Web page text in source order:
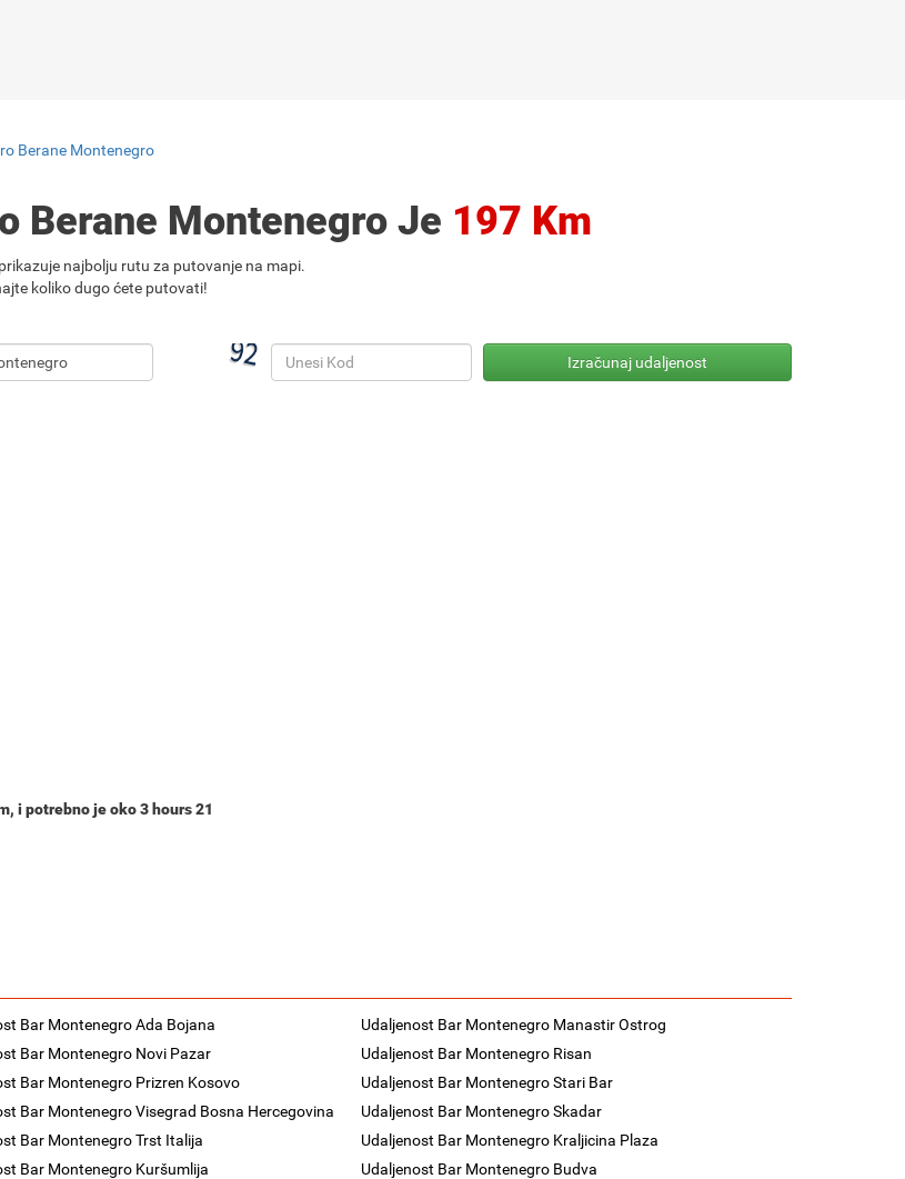
Berane Montenegro
Berane Montenegro Je 197 Km
najbolju rutu za putovanje na mapi.
koliko dugo ćete putovati!
, i potrebno je oko3 hours 21
Bar Montenegro Ada Bojana
Udaljenost Bar Montenegro Manastir Ostrog
Bar Montenegro Novi Pazar
Udaljenost Bar Montenegro Risan
Bar Montenegro Prizren Kosovo
Udaljenost Bar Montenegro Stari Bar
Bar Montenegro Visegrad Bosna Hercegovina
Udaljenost Bar Montenegro Skadar
Bar Montenegro Trst Italija
Udaljenost Bar Montenegro Kraljicina Plaza
Bar Montenegro Kuršumlija
Udaljenost Bar Montenegro Budva